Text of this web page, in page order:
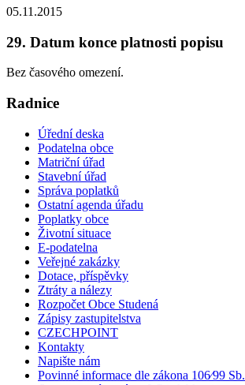
05.11.2015
29. Datum konce platnosti popisu
Bez časového omezení.
Radnice
Úřední deska
Podatelna obce
Matriční úřad
Stavební úřad
Správa poplatků
Ostatní agenda úřadu
Poplatky obce
Životní situace
E-podatelna
Veřejné zakázky
Dotace, příspěvky
Ztráty a nálezy
Rozpočet Obce Studená
Zápisy zastupitelstva
CZECHPOINT
Kontakty
Napište nám
Povinné informace dle zákona 106⁄99 Sb.